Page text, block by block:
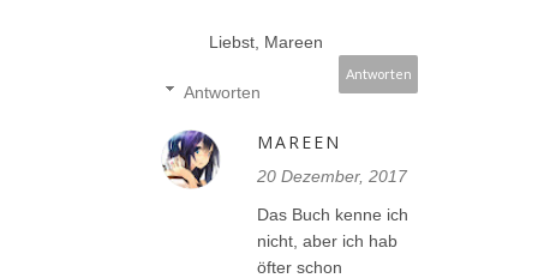
Liebst, Mareen
Antworten
Antworten
MAREEN
20 Dezember, 2017
Das Buch kenne ich
nicht, aber ich hab
öfter schon